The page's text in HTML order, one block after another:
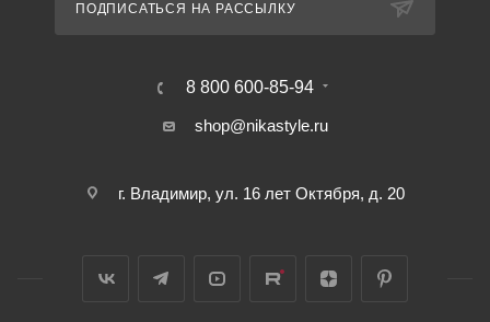
ПОДПИСАТЬСЯ НА РАССЫЛКУ
8 800 600-85-94
shop@nikastyle.ru
г. Владимир, ул. 16 лет Октября, д. 20